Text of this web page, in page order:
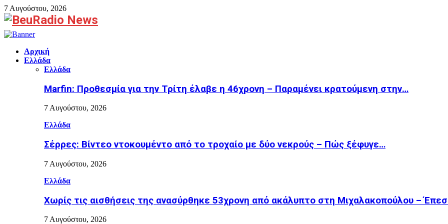
7 Αυγούστου, 2026
Facebook
Αρχική
Ελλάδα
Ελλάδα
Marfin: Προθεσμία για την Τρίτη έλαβε η 46χρονη – Παραμένει κρατούμενη στην…
7 Αυγούστου, 2026
Ελλάδα
Σέρρες: Βίντεο ντοκουμέντο από το τροχαίο με δύο νεκρούς – Πώς ξέφυγε…
7 Αυγούστου, 2026
Ελλάδα
Χωρίς τις αισθήσεις της ανασύρθηκε 53χρονη από ακάλυπτο στη Μιχαλακοπούλου –
7 Αυγούστου, 2026